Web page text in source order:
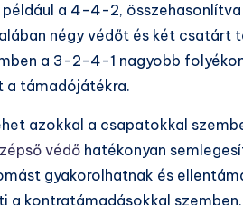
például a 4-4-2,
négy védőt és két csatárt
a 3-2-4-1 nagyobb
a támadójátékra.
azokkal a csapatokkal
védő hatékonyan
gyakorolhatnak és
kontratámadásokkal szemben,